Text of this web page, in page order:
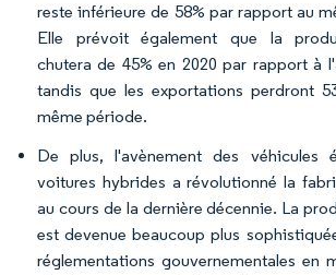
reste inférieure de 58% par rapport au
Elle prévoit également que la
chutera de 45% en 2020 par rapport à
tandis que les exportations perdront
même période.
De plus, l'avènement des véhicules
voitures hybrides a révolutionné la
au cours de la dernière décennie. La
est devenue beaucoup plus
réglementations gouvernementales en